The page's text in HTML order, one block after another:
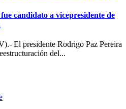
candidato a vicepresidente de
El presidente Rodrigo Paz Pereira
del...